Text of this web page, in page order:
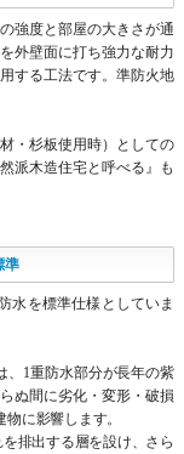
強度と部屋の大きさが通
外壁面に打ち強力な耐力
する工法です。準防火地
・杉板使用時）としての
派木造住宅と呼べる』も
準
水を標準仕様としていま
、1重防水部分が長年の紫
ぬ間に劣化・変形・破損
に影響します。
排出する層を設け、さら